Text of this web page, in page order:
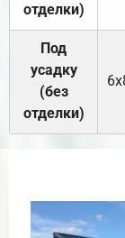
отделки)
Под
усадку
(без
отделки)